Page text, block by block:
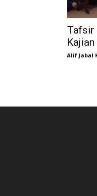
Tafsir
Alif Jabal